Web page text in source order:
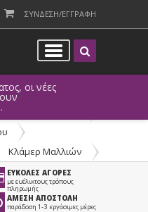
ΣΥΝΔΕΣΗ/ΕΓΓΡΑΦΗ
οι νέες
Είδη Κομμωτηρίου
>
Κλάμερ Μαλλιών
ΕΥΚΟΛΕΣ ΑΓΟΡΕΣ
με ευέλικτους τρόπους
πληρωμής
ΑΜΕΣΗ ΑΠΟΣΤΟΛΗ
παράδοση 1-3 εργάσιμες μέρες